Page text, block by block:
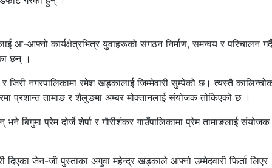
आफ्नो कार्यक्षेत्रभित्र युवाहरूको संगठन निर्माण, समन्वय र परिचालन गर्दै
छन् ।
नगरपालिकामा रमेश खड्कालाई जिम्मेवारी सुम्पेको छ। त्यस्तै
प्रशान्त तामाङ र शैलुङमा अम्बर मोक्तानलाई संयोजक तोकिएको छ ।
बिगुमा प्रेम दोर्जे शेर्पा र गौरीशंकर गाउँपालिकामा प्रेम तामाङलाई
जेन-जी पुस्ताका अगुवा महेन्द्र खड्काले आफ्नो उम्मेदवारी फिर्ता लिएर